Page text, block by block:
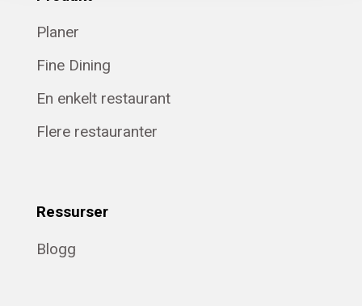
Planer
Fine Dining
En enkelt restaurant
Flere restauranter
Ressurser
Blogg